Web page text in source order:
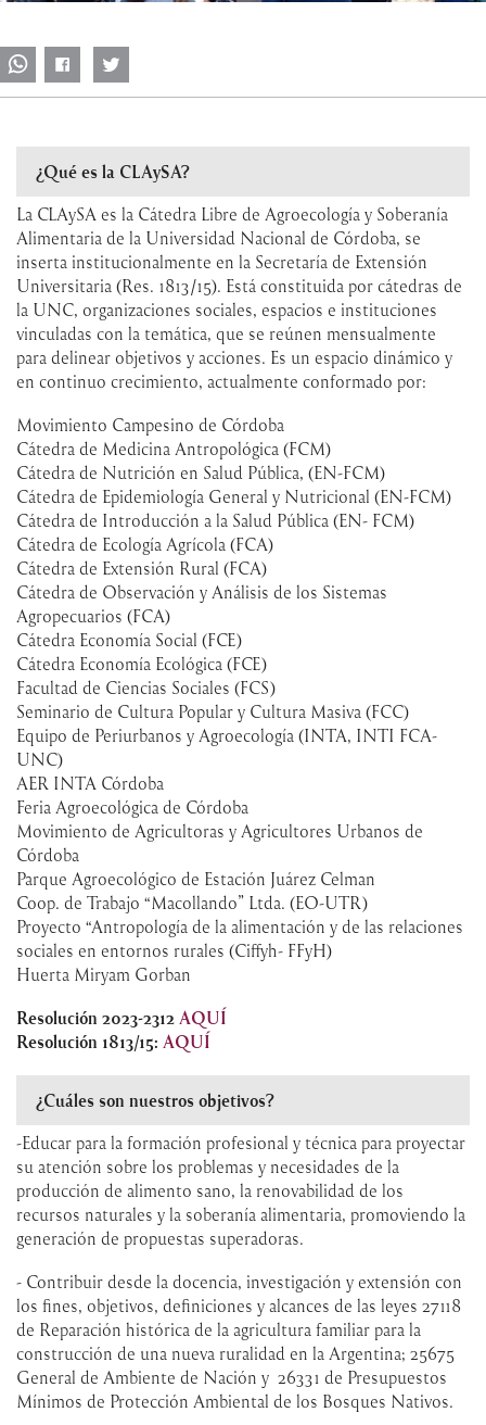
¿Qué es la CLAySA?
La CLAySA es la Cátedra Libre de Agroecología y Soberanía
Alimentaria de la Universidad Nacional de Córdoba, se
inserta institucionalmente en la Secretaría de Extensión
Universitaria (Res. 1813/15). Está constituida por cátedras de
la UNC, organizaciones sociales, espacios e instituciones
vinculadas con la temática, que se reúnen mensualmente
para delinear objetivos y acciones. Es un espacio dinámico y
en continuo crecimiento, actualmente conformado por:
Movimiento Campesino de Córdoba
Cátedra de Medicina Antropológica (FCM)
Cátedra de Nutrición en Salud Pública, (EN-FCM)
Cátedra de Epidemiología General y Nutricional (EN-FCM)
Cátedra de Introducción a la Salud Pública (EN- FCM)
Cátedra de Ecología Agrícola (FCA)
Cátedra de Extensión Rural (FCA)
Cátedra de Observación y Análisis de los Sistemas
Agropecuarios (FCA)
Cátedra Economía Social (FCE)
Cátedra Economía Ecológica (FCE)
Facultad de Ciencias Sociales (FCS)
Seminario de Cultura Popular y Cultura Masiva (FCC)
Equipo de Periurbanos y Agroecología (INTA, INTI FCA-
UNC)
AER INTA Córdoba
Feria Agroecológica de Córdoba
Movimiento de Agricultoras y Agricultores Urbanos de
Córdoba
Parque Agroecológico de Estación Juárez Celman
Coop. de Trabajo “Macollando” Ltda. (EO-UTR)
Proyecto “Antropología de la alimentación y de las relaciones
sociales en entornos rurales (Ciffyh- FFyH)
Huerta Miryam Gorban
Resolución 2023-2312 AQUÍ
Resolución 1813/15: AQUÍ
¿Cuáles son nuestros objetivos?
-Educar para la formación profesional y técnica para proyectar
su atención sobre los problemas y necesidades de la
producción de alimento sano, la renovabilidad de los
recursos naturales y la soberanía alimentaria, promoviendo la
generación de propuestas superadoras.
- Contribuir desde la docencia, investigación y extensión con
los fines, objetivos, definiciones y alcances de las leyes 27118
de Reparación histórica de la agricultura familiar para la
construcción de una nueva ruralidad en la Argentina; 25675
General de Ambiente de Nación y 26331 de Presupuestos
Mínimos de Protección Ambiental de los Bosques Nativos.